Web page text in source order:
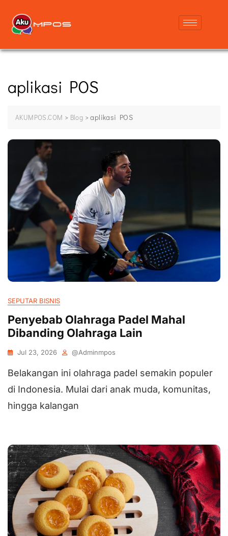
aplikasi POS
AKUMPOS.COM > Blog >aplikasi POS
SEPUTAR BISNIS
Penyebab Olahraga Padel Mahal
Dibanding Olahraga Lain
Jul 23, 2026 @adminmpos
Belakangan ini olahraga padel semakin populer
di Indonesia. Mulai dari anak muda, komunitas,
hingga kalangan